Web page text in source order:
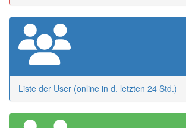
Liste der User (online in d. letzten 24 Std.)